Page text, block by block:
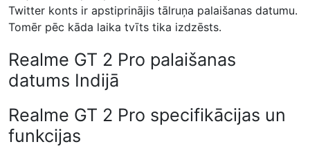
Twitter konts ir apstiprinājis tālruņa palaišanas datumu.
Tomēr pēc kāda laika tvīts tika izdzēsts.
Realme GT 2 Pro palaišanas
datums Indijā
Realme GT 2 Pro specifikācijas un
funkcijas